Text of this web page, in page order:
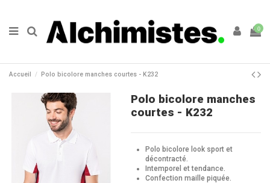
0
Accueil Polo bicolore manches courtes - K232
Polo bicolore manches
courtes - K232
Polo bicolore look sport et
décontracté.
Intemporel et tendance.
Confection maille piquée.